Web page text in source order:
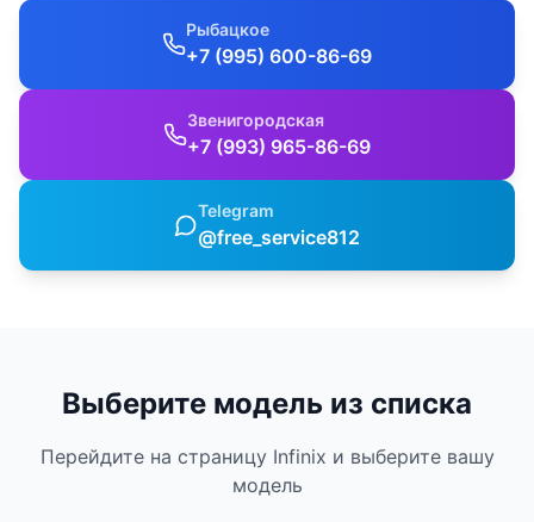
Рыбацкое
+7 (995) 600-86-69
Звенигородская
+7 (993) 965-86-69
Telegram
@free_service812
Выберите модель из списка
Перейдите на страницу Infinix и выберите вашу
модель